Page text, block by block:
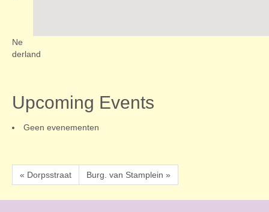
Ne
derland
Upcoming Events
Geen evenementen
« Dorpsstraat Burg. van Stamplein »